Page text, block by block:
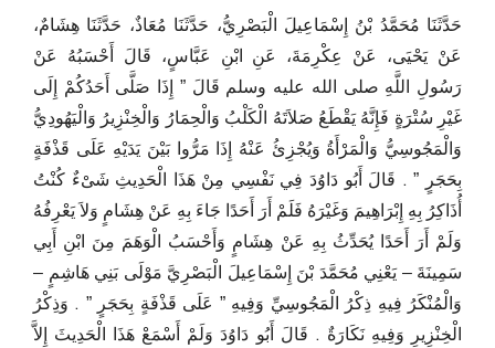
حَدَّثَنَا مُحَمَّدُ بْنُ إِسْمَاعِيلَ الْبَصْرِيُّ، حَدَّثَنَا مُعَاذٌ، حَدَّثَنَا هِشَامٌ،
عَنْ يَحْيَى، عَنْ عِكْرِمَةَ، عَنِ ابْنِ عَبَّاسٍ، قَالَ أَحْسَبُهُ عَنْ
رَسُولِ اللَّهِ صلى الله عليه وسلم قَالَ ‏”‏ إِذَا صَلَّى أَحَدُكُمْ إِلَى
غَيْرِ سُتْرَةٍ فَإِنَّهُ يَقْطَعُ صَلاَتَهُ الْكَلْبُ وَالْحِمَارُ وَالْخِنْزِيرُ وَالْيَهُودِيُّ
وَالْمَجُوسِيُّ وَالْمَرْأَةُ وَيُجْزِئُ عَنْهُ إِذَا مَرُّوا بَيْنَ يَدَيْهِ عَلَى قَذْفَةٍ
بِحَجَرٍ ‏”‏ ‏.‏ قَالَ أَبُو دَاوُدَ فِي نَفْسِي مِنْ هَذَا الْحَدِيثِ شَىْءٌ كُنْتُ
أُذَاكِرُ بِهِ إِبْرَاهِيمَ وَغَيْرَهُ فَلَمْ أَرَ أَحَدًا جَاءَ بِهِ عَنْ هِشَامٍ وَلاَ يَعْرِفُهُ
وَلَمْ أَرَ أَحَدًا يُحَدِّثُ بِهِ عَنْ هِشَامٍ وَأَحْسَبُ الْوَهَمَ مِنَ ابْنِ أَبِي
سَمِينَةَ – يَعْنِي مُحَمَّدَ بْنَ إِسْمَاعِيلَ الْبَصْرِيَّ مَوْلَى بَنِي هَاشِمٍ –
وَالْمُنْكَرُ فِيهِ ذِكْرُ الْمَجُوسِيِّ وَفِيهِ ‏”‏ عَلَى قَذْفَةٍ بِحَجَرٍ ‏”‏ ‏.‏ وَذِكْرُ
الْخِنْزِيرِ وَفِيهِ نَكَارَةٌ ‏.‏ قَالَ أَبُو دَاوُدَ وَلَمْ أَسْمَعْ هَذَا الْحَدِيثَ إِلاَّ